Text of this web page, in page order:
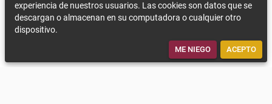
Windmachines have a high efficiency to protect from frost
damages, but the investment and the operation costs are very
high and they are very energy intensive. Additional working load
is necessary. Authorization has to be obtained.
experiencia de nuestros usuarios. Las cookies son datos que se
descargan o almacenan en su computadora o cualquier otro
dispositivo.
ME NIEGO ACEPTO